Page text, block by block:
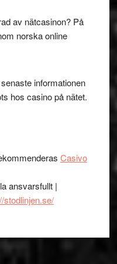
av nätcasinon? På
norska online
informationen
hos casino på nätet.
Casivo
ansvarsfullt |
stodlinjen.se/